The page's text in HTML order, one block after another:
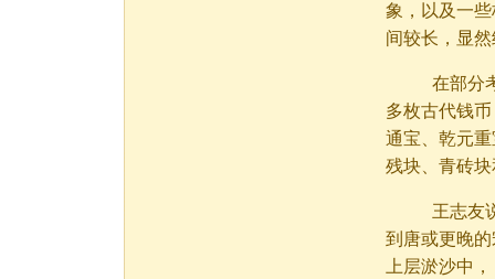
象，以及一
间较长，显
在部分考
多枚古代钱
通宝、乾元
残块、青砖
王志友说
到唐或更晚
上层淤沙中，